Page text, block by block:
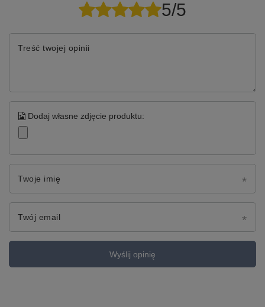
5/5
Treść twojej opinii
Dodaj własne zdjęcie produktu:
Twoje imię
Twój email
Wyślij opinię